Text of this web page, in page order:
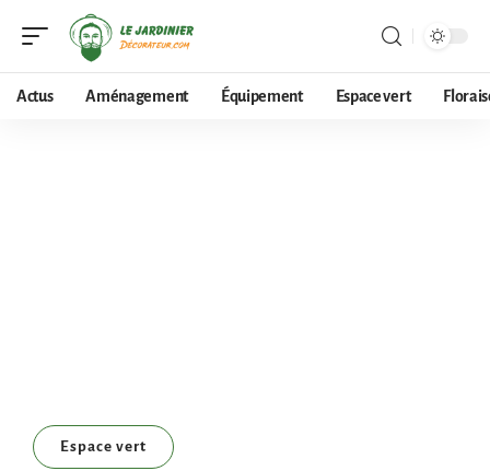
Actus Aménagement Équipement Espace vert
Espace vert